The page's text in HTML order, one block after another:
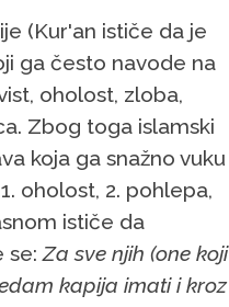
(Kur'an ističe da je
ga često navode na
oholost, zloba,
Zbog toga islamski
koja ga snažno vuku
oholost, 2. pohlepa,
ističe da
se:Za sve njih (one koji
kapija imati i kroz